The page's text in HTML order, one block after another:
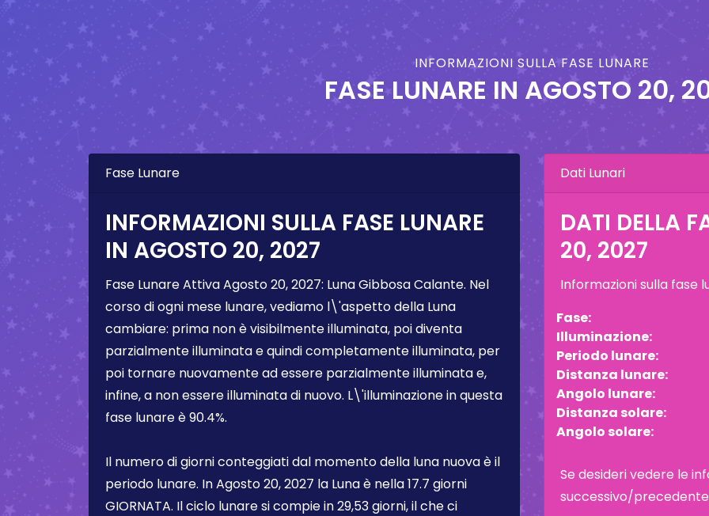
INFORMAZIONI SULLA FASE LUNARE
FASE LUNARE IN AGOSTO 20,
Fase Lunare
INFORMAZIONI SULLA FASE LUNARE
IN AGOSTO 20, 2027
Fase Lunare AttivaAgosto 20, 2027: Luna Gibbosa Calante. Nel
corso di ogni mese lunare, vediamo l\'aspetto della Luna
cambiare: prima non è visibilmente illuminata, poi diventa
parzialmente illuminata e quindi completamente illuminata, per
poi tornare nuovamente ad essere parzialmente illuminata e,
infine, a non essere illuminata di nuovo. L\'illuminazione in questa
fase lunare è90.4%.
Il numero di giorni conteggiati dal momento della luna nuova è il
periodo lunare. InAgosto 20, 2027 la Luna è nella17.7 giorni
GIORNATA. Il ciclo lunare si compie in 29,53 giorni, il che ci
Dati Lunari
DATI DELLA
20, 2027
Informazioni sulla fase
Fase:
Illuminazione:
Periodo lunare:
Distanza lunare:
Angolo lunare:
Distanza solare:
Angolo solare:
Se desideri vedere le
successivo/